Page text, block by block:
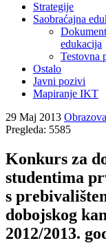
Strategije
Saobraćajna
edukacija
Testovna
Ostalo
Javni pozivi
Mapiranje IKT
29 Maj 2013
Pregleda: 5585
Konkurs za
studentima
s
dobojskog
2012/2013.